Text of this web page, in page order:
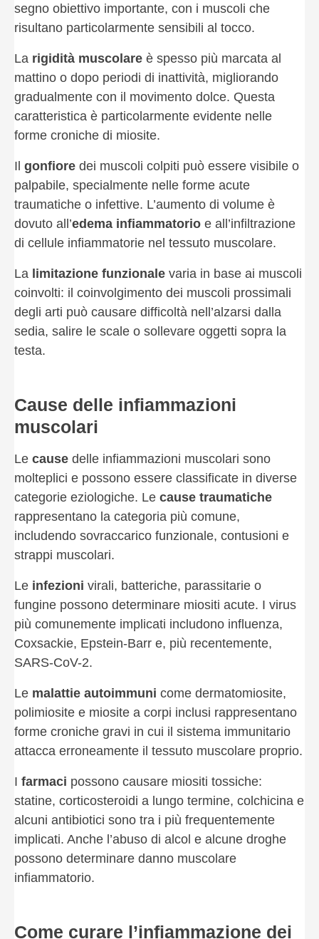
segno obiettivo importante, con i muscoli che
risultano particolarmente sensibili al tocco.
La rigidità muscolare è spesso più marcata al
mattino o dopo periodi di inattività, migliorando
gradualmente con il movimento dolce. Questa
caratteristica è particolarmente evidente nelle
forme croniche di miosite.
Il gonfiore dei muscoli colpiti può essere visibile o
palpabile, specialmente nelle forme acute
traumatiche o infettive. L’aumento di volume è
dovuto all’edema infiammatorio e all’infiltrazione
di cellule infiammatorie nel tessuto muscolare.
La limitazione funzionale varia in base ai muscoli
coinvolti: il coinvolgimento dei muscoli prossimali
degli arti può causare difficoltà nell’alzarsi dalla
sedia, salire le scale o sollevare oggetti sopra la
testa.
Cause delle infiammazioni
muscolari
Le cause delle infiammazioni muscolari sono
molteplici e possono essere classificate in diverse
categorie eziologiche. Le cause traumatiche
rappresentano la categoria più comune,
includendo sovraccarico funzionale, contusioni e
strappi muscolari.
Le infezioni virali, batteriche, parassitarie o
fungine possono determinare miositi acute. I virus
più comunemente implicati includono influenza,
Coxsackie, Epstein-Barr e, più recentemente,
SARS-CoV-2.
Le malattie autoimmuni come dermatomiosite,
polimiosite e miosite a corpi inclusi rappresentano
forme croniche gravi in cui il sistema immunitario
attacca erroneamente il tessuto muscolare proprio.
I farmaci possono causare miositi tossiche:
statine, corticosteroidi a lungo termine, colchicina e
alcuni antibiotici sono tra i più frequentemente
implicati. Anche l’abuso di alcol e alcune droghe
possono determinare danno muscolare
infiammatorio.
Come curare l’infiammazione dei